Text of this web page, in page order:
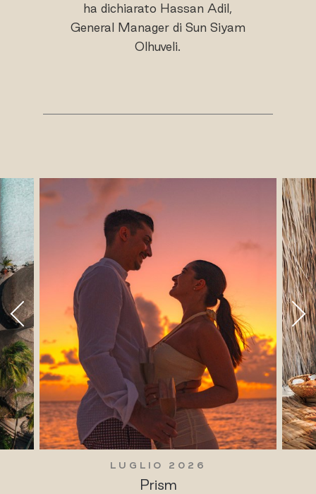
ha dichiarato Hassan Adil,
General Manager di Sun Siyam
Olhuveli.
LUGLIO 2026
Prism